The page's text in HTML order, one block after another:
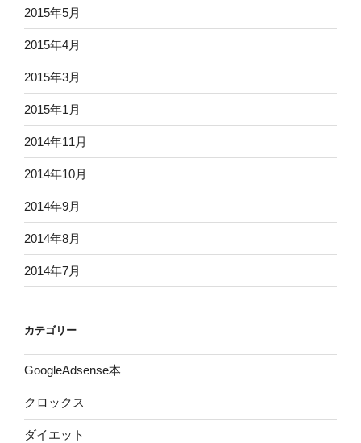
2015年5月
2015年4月
2015年3月
2015年1月
2014年11月
2014年10月
2014年9月
2014年8月
2014年7月
カテゴリー
GoogleAdsense本
クロックス
ダイエット